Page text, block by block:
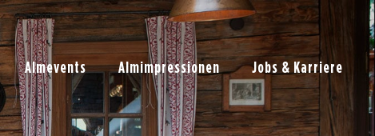
Almevents Almimpressionen Jobs & Karriere